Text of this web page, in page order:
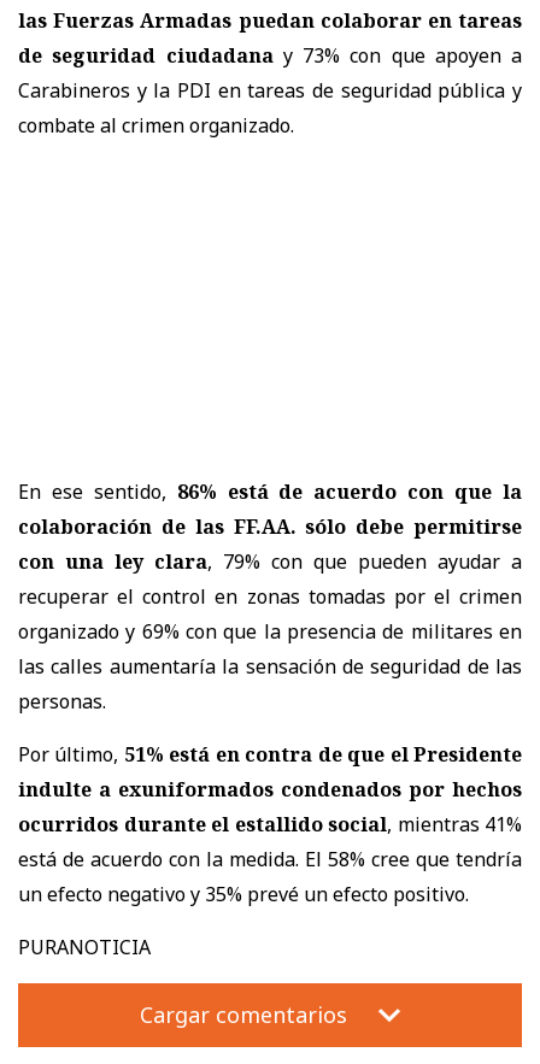
las Fuerzas Armadas puedan colaborar en tareas
de seguridad ciudadanay 73% con que apoyen a
Carabineros y la PDI en tareas de seguridad pública y
combate al crimen organizado.
En ese sentido, 86% está de acuerdo con que la
colaboración de las FF.AA. sólo debe permitirse
con una ley clara, 79% con que pueden ayudar a
recuperar el control en zonas tomadas por el crimen
organizado y 69% con que la presencia de militares en
las calles aumentaría la sensación de seguridad de las
personas.
Por último, 51% está en contra de que el Presidente
indulte a exuniformados condenados por hechos
ocurridos durante el estallido social, mientras 41%
está de acuerdo con la medida. El 58% cree que tendría
un efecto negativo y 35% prevé un efecto positivo.
PURANOTICIA
Cargar comentarios